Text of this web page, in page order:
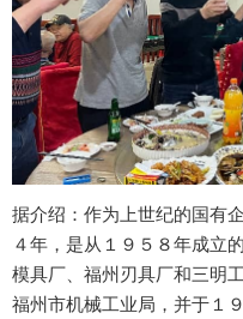
据介绍：作为上世纪的国有
４年，是从１９５８年成立
模具厂、福州刃具厂和三明
福州市机械工业局，并于１